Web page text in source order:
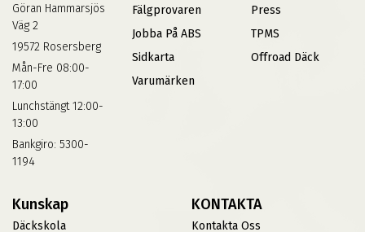
Göran Hammarsjös
Väg 2
19572 Rosersberg
Mån-Fre 08:00-
17:00
Lunchstängt 12:00-
13:00
Bankgiro: 5300-
1194
Fälgprovaren
Jobba På ABS
Sidkarta
Varumärken
Press
TPMS
Offroad Däck
Kunskap
Däckskola
KONTAKTA
Kontakta Oss